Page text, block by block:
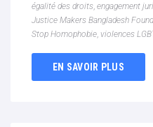
égalité des droits, engagement
Justice Makers Bangladesh
Stop Homophobie, violences
EN SAVOIR PLUS